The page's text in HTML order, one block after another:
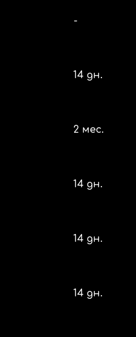
-
14 дн.
2 мес.
14 дн.
14 дн.
14 дн.